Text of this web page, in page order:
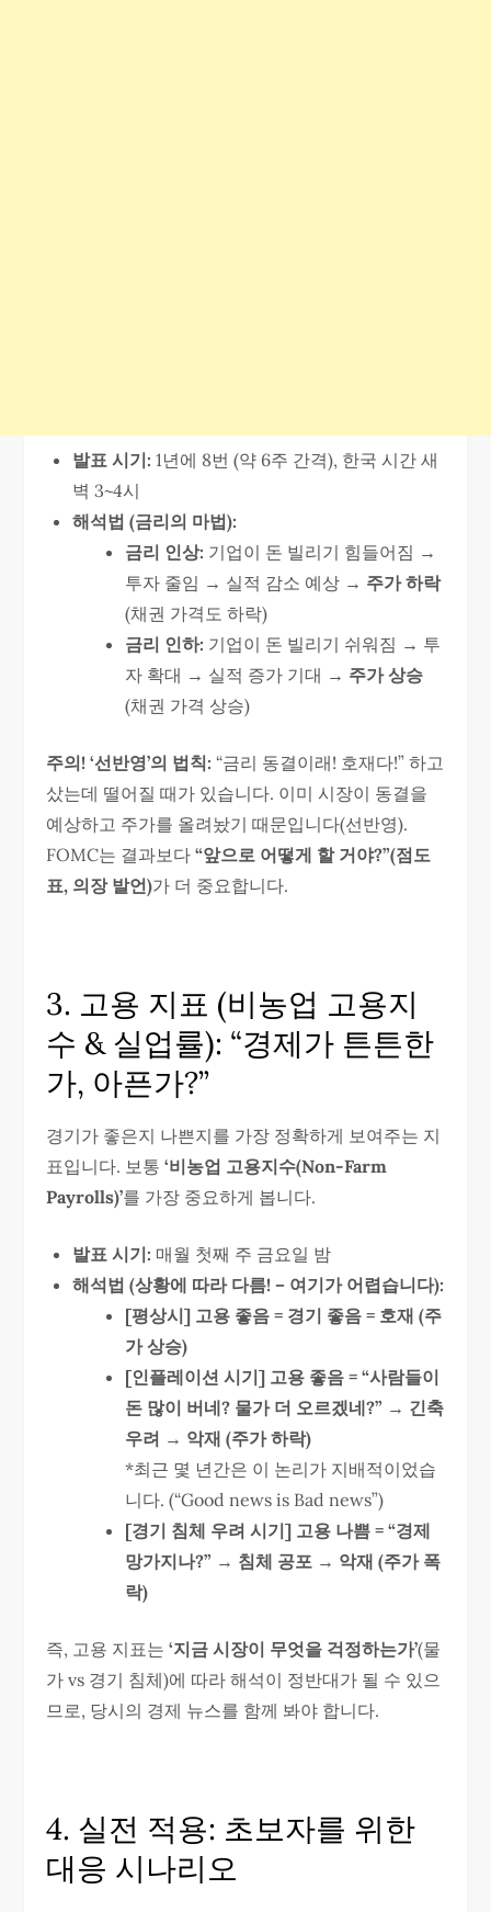
발표 시기: 1년에 8번 (약 6주 간격), 한국 시간 새
벽 3~4시
해석법 (금리의 마법):
금리 인상: 기업이 돈 빌리기 힘들어짐 →
투자 줄임 → 실적 감소 예상 → 주가 하락
(채권 가격도 하락)
금리 인하: 기업이 돈 빌리기 쉬워짐 → 투
자 확대 → 실적 증가 기대 → 주가 상승
(채권 가격 상승)
주의! ‘선반영’의 법칙: “금리 동결이래! 호재다!” 하고
샀는데 떨어질 때가 있습니다. 이미 시장이 동결을
예상하고 주가를 올려놨기 때문입니다(선반영).
FOMC는 결과보다“앞으로 어떻게 할 거야?”(점도
표, 의장 발언)가 더 중요합니다.
3. 고용 지표 (비농업 고용지
수 & 실업률): “경제가 튼튼한
가, 아픈가?”
경기가 좋은지 나쁜지를 가장 정확하게 보여주는 지
표입니다. 보통‘비농업 고용지수(Non-Farm
Payrolls)’를 가장 중요하게 봅니다.
발표 시기: 매월 첫째 주 금요일 밤
해석법 (상황에 따라 다름! – 여기가 어렵습니다):
[평상시] 고용 좋음 = 경기 좋음 = 호재 (주
가 상승)
[인플레이션 시기] 고용 좋음 = “사람들이
돈 많이 버네? 물가 더 오르겠네?” → 긴축
우려 → 악재 (주가 하락)
*최근 몇 년간은 이 논리가 지배적이었습
니다. (“Good news is Bad news”)
[경기 침체 우려 시기] 고용 나쁨 = “경제
망가지나?” → 침체 공포 → 악재 (주가 폭
락)
즉, 고용 지표는‘지금 시장이 무엇을 걱정하는가’(물
가 vs 경기 침체)에 따라 해석이 정반대가 될 수 있으
므로, 당시의 경제 뉴스를 함께 봐야 합니다.
4. 실전 적용: 초보자를 위한
대응 시나리오